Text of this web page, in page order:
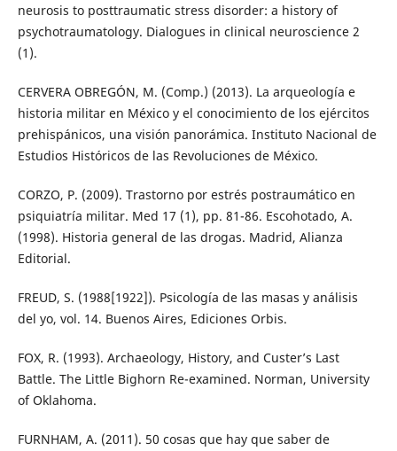
neurosis to posttraumatic stress disorder: a history of
psychotraumatology. Dialogues in clinical neuroscience 2
(1).
CERVERA OBREGÓN, M. (Comp.) (2013). La arqueología e
historia militar en México y el conocimiento de los ejércitos
prehispánicos, una visión panorámica. Instituto Nacional de
Estudios Históricos de las Revoluciones de México.
CORZO, P. (2009). Trastorno por estrés postraumático en
psiquiatría militar. Med 17 (1), pp. 81-86. Escohotado, A.
(1998). Historia general de las drogas. Madrid, Alianza
Editorial.
FREUD, S. (1988[1922]). Psicología de las masas y análisis
del yo, vol. 14. Buenos Aires, Ediciones Orbis.
FOX, R. (1993). Archaeology, History, and Custer’s Last
Battle. The Little Bighorn Re-examined. Norman, University
of Oklahoma.
FURNHAM, A. (2011). 50 cosas que hay que saber de